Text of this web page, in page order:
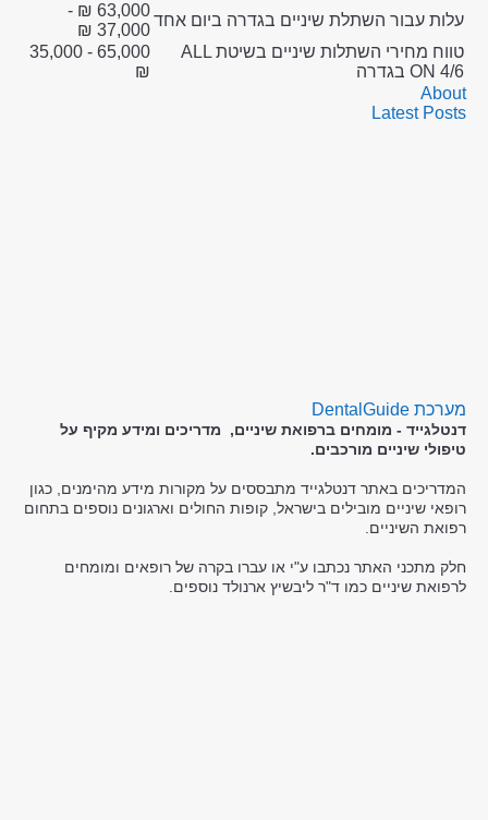
עלות עבור השתלת שיניים בגדרה ביום אחד
63,000 ₪ -
37,000 ₪
טווח מחירי השתלות שיניים בשיטת ALL
ON 4/6 בגדרה
65,000 - 35,000
₪
About
Latest Posts
מערכת DentalGuide
דנטלגייד - מומחים ברפואת שיניים, מדריכים ומידע מקיף על
טיפולי שיניים מורכבים.
המדריכים באתר דנטלגייד מתבססים על מקורות מידע מהימנים, כגון
רופאי שיניים מובילים בישראל, קופות החולים וארגונים נוספים בתחום
רפואת השיניים.
חלק מתכני האתר נכתבו ע"י או עברו בקרה של רופאים ומומחים
לרפואת שיניים כמו ד"ר ליבשיץ ארנולד נוספים.